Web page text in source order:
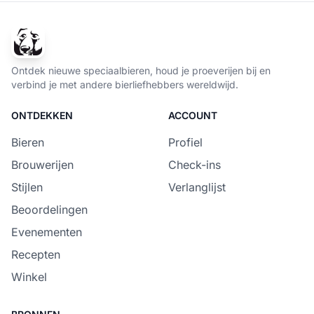
Ontdek nieuwe speciaalbieren, houd je proeverijen bij en
verbind je met andere bierliefhebbers wereldwijd.
ONTDEKKEN
Bieren
Brouwerijen
Stijlen
Beoordelingen
Evenementen
Recepten
Winkel
ACCOUNT
Profiel
Check-ins
Verlanglijst